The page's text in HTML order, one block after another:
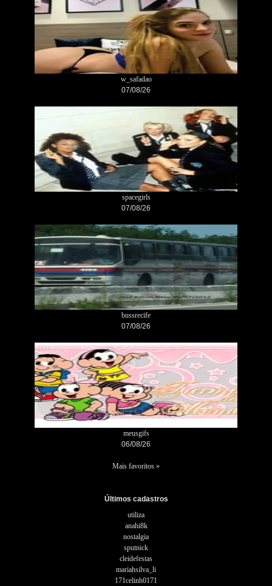
w_safadao
07/08/26
spacegirls
07/08/26
bussrecife
07/08/26
meusgifs
06/08/26
Mais favoritos »
Últimos cadastros
utiliza
anahi8k
nostalgia
sputnick
cleidefestas
mariahsilva_li
171celinh0171